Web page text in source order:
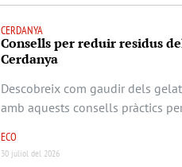
CERDANYA
Consells per reduir residus
Cerdanya
Descobreix com gaudir dels
amb aquests consells pràctics
ECO
30 juliol del 2026